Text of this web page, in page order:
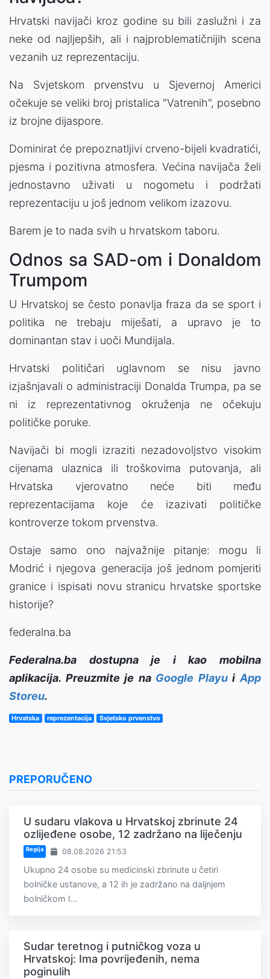
Hrvatski navijači kroz godine su bili zaslužni i za
neke od najljepših, ali i najproblematičnijih scena
vezanih uz reprezentaciju.
Na Svjetskom prvenstvu u Sjevernoj Americi
očekuje se veliki broj pristalica "Vatrenih", posebno
iz brojne dijaspore.
Dominirat će prepoznatljivi crveno-bijeli kvadratići,
pjesma i pozitivna atmosfera. Većina navijača želi
jednostavno uživati u nogometu i podržati
reprezentaciju u još jednom velikom izazovu.
Barem je to nada svih u hrvatskom taboru.
Odnos sa SAD-om i Donaldom
Trumpom
U Hrvatskoj se često ponavlja fraza da se sport i
politika ne trebaju miješati, a upravo je to
dominantan stav i uoči Mundijala.
Hrvatski političari uglavnom se nisu javno
izjašnjavali o administraciji Donalda Trumpa, pa se
ni iz reprezentativnog okruženja ne očekuju
političke poruke.
Navijači bi mogli izraziti nezadovoljstvo visokim
cijenama ulaznica ili troškovima putovanja, ali
Hrvatska vjerovatno neće biti među
reprezentacijama koje će izazivati političke
kontroverze tokom prvenstva.
Ostaje samo ono najvažnije pitanje: mogu li
Modrić i njegova generacija još jednom pomjeriti
granice i ispisati novu stranicu hrvatske sportske
historije?
federalna.ba
Federalna.ba dostupna je i kao mobilna
aplikacija. Preuzmite je na Google PlayuiApp
Storeu.
Hrvatska reprezentacija Svjetsko prvenstvo
PREPORUČENO
U sudaru vlakova u Hrvatskoj zbrinute 24
ozlijeđene osobe, 12 zadržano na liječenju
Regija 08.08.2026 21:53
Ukupno 24 osobe su medicinski zbrinute u četiri
bolničke ustanove, a 12 ih je zadržano na daljnjem
bolničkom l...
Sudar teretnog i putničkog voza u
Hrvatskoj: Ima povrijeđenih, nema
poginulih